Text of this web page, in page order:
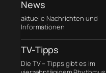
News
aktuelle Nachrichten und
Informationen
TV-Tipps
Die TV – Tipps gibt es im